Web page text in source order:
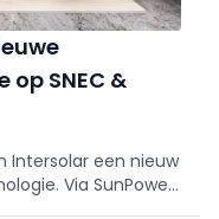
SNEC &
Intersolar een nieuw
Via SunPower